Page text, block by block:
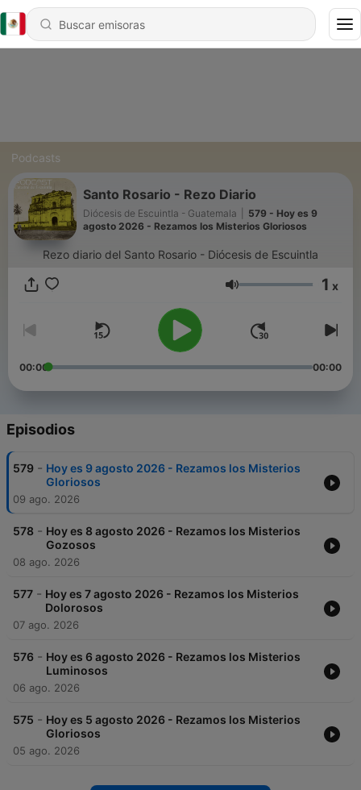
Podcasts
Santo Rosario - Rezo Diario
Diócesis de Escuintla - Guatemala
579 - Hoy es 9
agosto 2026 - Rezamos los Misterios Gloriosos
Rezo diario del Santo Rosario - Diócesis de Escuintla
Volumen 1 x
00:00 00:00
Episodios
579 - Hoy es 9 agosto 2026 - Rezamos los Misterios
Gloriosos
09 ago. 2026
578 - Hoy es 8 agosto 2026 - Rezamos los Misterios
Gozosos
08 ago. 2026
577 - Hoy es 7 agosto 2026 - Rezamos los Misterios
Dolorosos
07 ago. 2026
576 - Hoy es 6 agosto 2026 - Rezamos los Misterios
Luminosos
06 ago. 2026
575 - Hoy es 5 agosto 2026 - Rezamos los Misterios
Gloriosos
05 ago. 2026